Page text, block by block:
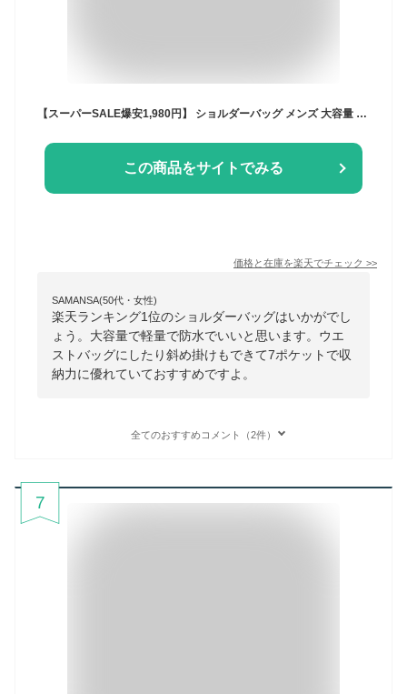
【スーパーSALE爆安1,980円】 ショルダーバッグ メンズ 大容量 メッセンジャーバッグ レディース 防水 ウエストバッグ 軽量 黒 バッグ 斜め掛け 収納 ポケット メンズバッグ a4 pc 大きめ ワンショルダーバッグ 通学 通勤 旅行 男女兼用 鞄 カジュアル おしゃれ
この商品をサイトでみる
価格と在庫を楽天でチェック >>
SAMANSA(50代・女性)
楽天ランキング1位のショルダーバッグはいかがでし
ょう。大容量で軽量で防水でいいと思います。ウエ
ストバッグにしたり斜め掛けもできて7ポケットで収
納力に優れていておすすめですよ。
全てのおすすめコメント（2件）
7